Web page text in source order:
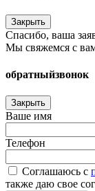
Закрыть
Спасибо, ваша
Мы свяжемся с
обратныйзвонок
Закрыть
Ваше имя
Телефон
Соглашаюсь c
также даю свое